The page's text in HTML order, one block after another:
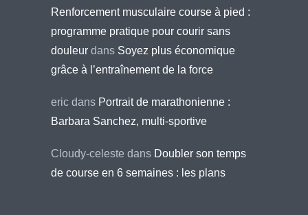
Renforcement musculaire course à pied :
programme pratique pour courir sans
douleur dans Soyez plus économique
grâce à l’entraînement de la force
eric dans Portrait de marathonienne :
Barbara Sanchez, multi-sportive
Cloudy-celeste dans Doubler son temps
de course en 6 semaines : les plans